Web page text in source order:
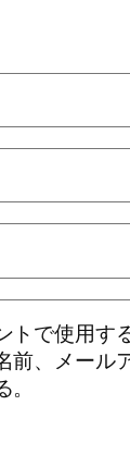
トで使用す
前、メール